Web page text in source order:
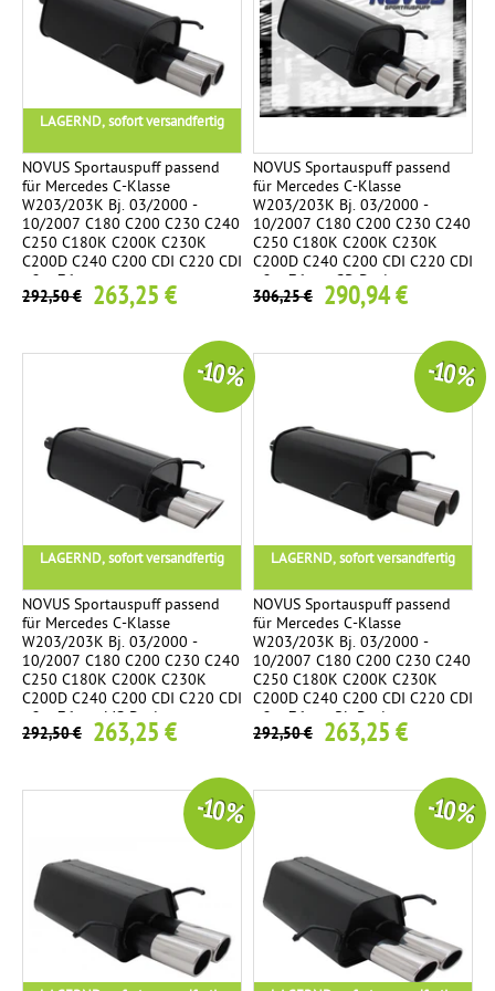
LAGERND, sofort versandfertig
NOVUS Sportauspuff passend
für Mercedes C-Klasse
W203/203K Bj. 03/2000 -
10/2007 C180 C200 C230 C240
C250 C180K C200K C230K
C200D C240 C200 CDI C220 CDI
- 2 x 76mm
292,50 € 263,25 €
NOVUS Sportauspuff passend
für Mercedes C-Klasse
W203/203K Bj. 03/2000 -
10/2007 C180 C200 C230 C240
C250 C180K C200K C230K
C200D C240 C200 CDI C220 CDI
- 2 x 76mm GP-Design
306,25 € 290,94 €
LAGERND, sofort versandfertig
NOVUS Sportauspuff passend
für Mercedes C-Klasse
W203/203K Bj. 03/2000 -
10/2007 C180 C200 C230 C240
C250 C180K C200K C230K
C200D C240 C200 CDI C220 CDI
- 2 x 76mm MS-Design
292,50 € 263,25 €
-10 %
LAGERND, sofort versandfertig
NOVUS Sportauspuff passend
für Mercedes C-Klasse
W203/203K Bj. 03/2000 -
10/2007 C180 C200 C230 C240
C250 C180K C200K C230K
C200D C240 C200 CDI C220 CDI
- 2 x 76mm RL-Design
292,50 € 263,25 €
-10 %
-10 % -10 %